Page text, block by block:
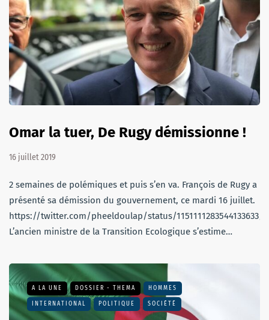
Omar la tuer, De Rugy démissionne !
16 juillet 2019
2 semaines de polémiques et puis s’en va. François de Rugy a
présenté sa démission du gouvernement, ce mardi 16 juillet.
https://twitter.com/pheeldoulap/status/1151111283544133633/
L’ancien ministre de la Transition Ecologique s’estime…
A LA UNE DOSSIER - THEMA HOMMES
INTERNATIONAL POLITIQUE SOCIÉTÉ